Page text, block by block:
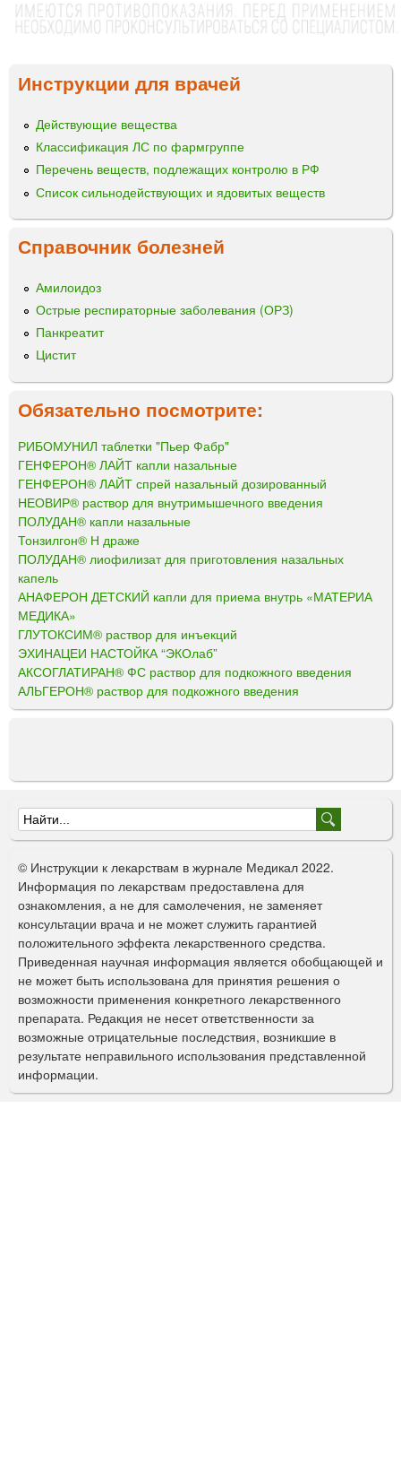
Инструкции для врачей
Действующие вещества
Классификация ЛС по фармгруппе
Перечень веществ, подлежащих контролю в РФ
Список сильнодействующих и ядовитых веществ
Справочник болезней
Амилоидоз
Острые респираторные заболевания (ОРЗ)
Панкреатит
Цистит
Обязательно посмотрите:
РИБОМУНИЛ таблетки "Пьер Фабр"
ГЕНФЕРОН® ЛАЙТ капли назальные
ГЕНФЕРОН® ЛАЙТ спрей назальный дозированный
НЕОВИР® раствор для внутримышечного введения
ПОЛУДАН® капли назальные
Тонзилгон® Н драже
ПОЛУДАН® лиофилизат для приготовления назальных
капель
АНАФЕРОН ДЕТСКИЙ капли для приема внутрь «МАТЕРИА
МЕДИКА»
ГЛУТОКСИМ® раствор для инъекций
ЭХИНАЦЕИ НАСТОЙКА “ЭКОлаб”
АКСОГЛАТИРАН® ФС раствор для подкожного введения
АЛЬГЕРОН® раствор для подкожного введения
Ф
о
р
м
а
п
о
и
с
к
© Инструкции к лекарствам в журнале Медикал 2022.
Информация по лекарствам предоставлена для
ознакомления, а не для самолечения, не заменяет
консультации врача и не может служить гарантией
положительного эффекта лекарственного средства.
Приведенная научная информация является обобщающей и
не может быть использована для принятия решения о
возможности применения конкретного лекарственного
препарата. Редакция не несет ответственности за
возможные отрицательные последствия, возникшие в
результате неправильного использования представленной
информации.